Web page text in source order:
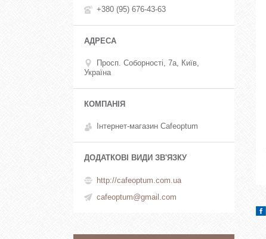
+380 (95) 676-43-63
Просп. Соборності, 7а, Київ,
Україна
Інтернет-магазин Cafeoptum
http://cafeoptum.com.ua
cafeoptum@gmail.com